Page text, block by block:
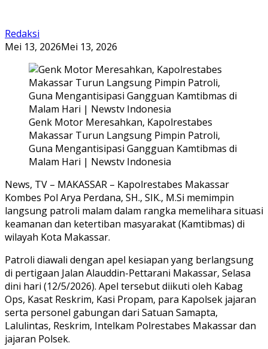
Redaksi
Mei 13, 2026Mei 13, 2026
Genk Motor Meresahkan, Kapolrestabes
Makassar Turun Langsung Pimpin Patroli,
Guna Mengantisipasi Gangguan Kamtibmas di
Malam Hari | Newstv Indonesia
News, TV – MAKASSAR – Kapolrestabes Makassar
Kombes Pol Arya Perdana, SH., SIK., M.Si memimpin
langsung patroli malam dalam rangka memelihara situasi
keamanan dan ketertiban masyarakat (Kamtibmas) di
wilayah Kota Makassar.
Patroli diawali dengan apel kesiapan yang berlangsung
di pertigaan Jalan Alauddin-Pettarani Makassar, Selasa
dini hari (12/5/2026). Apel tersebut diikuti oleh Kabag
Ops, Kasat Reskrim, Kasi Propam, para Kapolsek jajaran
serta personel gabungan dari Satuan Samapta,
Lalulintas, Reskrim, Intelkam Polrestabes Makassar dan
jajaran Polsek.